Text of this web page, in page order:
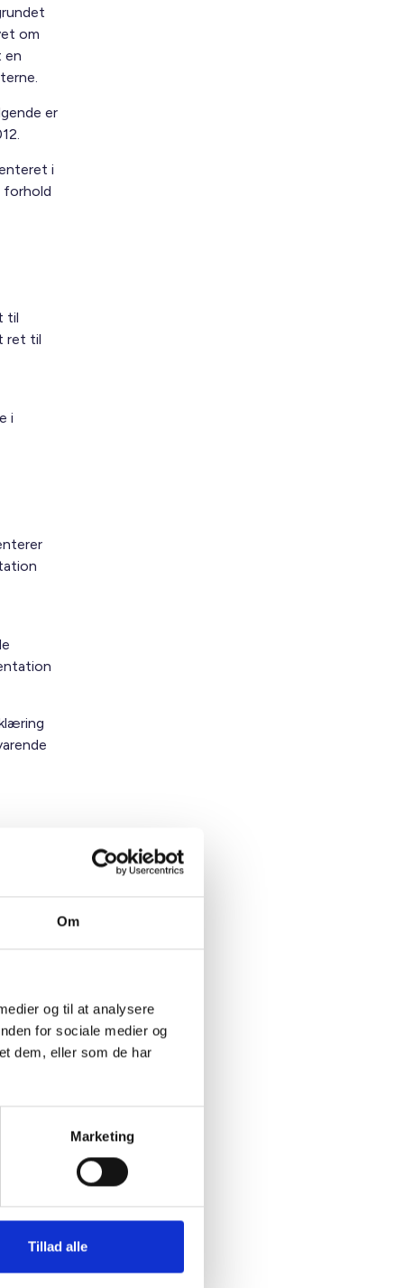
Om
og til at analysere
for sociale medier og
dem, eller som de har
Marketing
Tillad alle
om
en
er
i
forhold
til
ret til
i
på